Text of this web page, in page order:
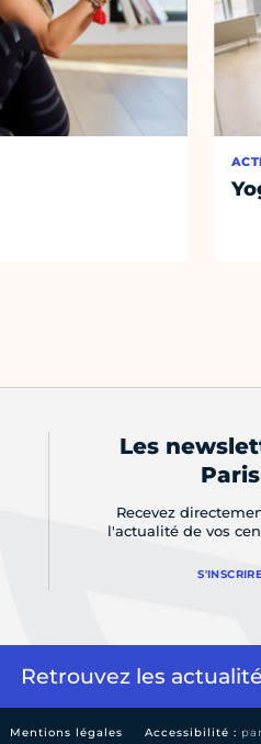
Les
Paris
Recevez
l'actualité de vos
Retrouvez les
Mentions légales Accessibilité :